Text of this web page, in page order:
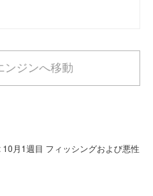
ンジンへ移動
月1週目 フィッシングおよび悪性